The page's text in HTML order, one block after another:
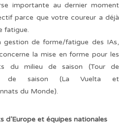
importante au dernier moment
parce que votre coureur a déjà
fatigue.
gestion de forme/fatigue des IAs,
la mise en forme pour les
du milieu de saison (Tour de
de saison (La Vuelta et
du Monde).
d’Europe et équipes nationales